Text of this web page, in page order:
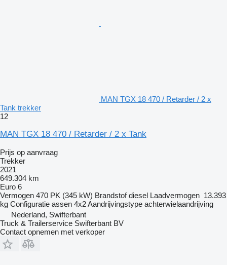
MAN TGX 18 470 / Retarder / 2 x
Tank trekker
12
MAN TGX 18 470 / Retarder / 2 x Tank
Prijs op aanvraag
Trekker
2021
649.304 km
Euro 6
Vermogen 470 PK (345 kW) Brandstof diesel Laadvermogen 13.393
kg Configuratie assen 4x2Aandrijvingstype achterwielaandrijving
Nederland, Swifterbant
Truck & Trailerservice Swifterbant BV
Contact opnemen met verkoper